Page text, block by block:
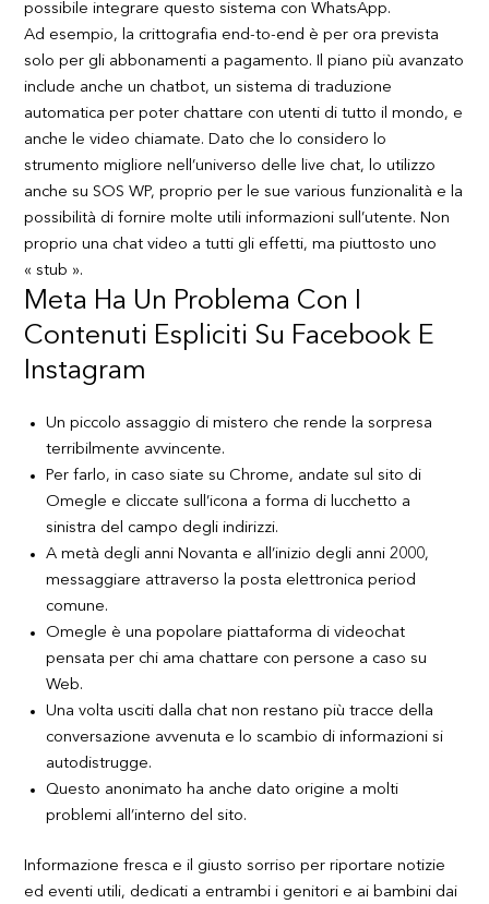
possibile integrare questo sistema con WhatsApp.
Ad esempio, la crittografia end-to-end è per ora prevista
solo per gli abbonamenti a pagamento. Il piano più avanzato
include anche un chatbot, un sistema di traduzione
automatica per poter chattare con utenti di tutto il mondo, e
anche le video chiamate. Dato che lo considero lo
strumento migliore nell’universo delle live chat, lo utilizzo
anche su SOS WP, proprio per le sue various funzionalità e la
possibilità di fornire molte utili informazioni sull’utente. Non
proprio una chat video a tutti gli effetti, ma piuttosto uno
« stub ».
Meta Ha Un Problema Con I
Contenuti Espliciti Su Facebook E
Instagram
Un piccolo assaggio di mistero che rende la sorpresa
terribilmente avvincente.
Per farlo, in caso siate su Chrome, andate sul sito di
Omegle e cliccate sull’icona a forma di lucchetto a
sinistra del campo degli indirizzi.
A metà degli anni Novanta e all’inizio degli anni 2000,
messaggiare attraverso la posta elettronica period
comune.
Omegle è una popolare piattaforma di videochat
pensata per chi ama chattare con persone a caso su
Web.
Una volta usciti dalla chat non restano più tracce della
conversazione avvenuta e lo scambio di informazioni si
autodistrugge.
Questo anonimato ha anche dato origine a molti
problemi all’interno del sito.
Informazione fresca e il giusto sorriso per riportare notizie
ed eventi utili, dedicati a entrambi i genitori e ai bambini dai